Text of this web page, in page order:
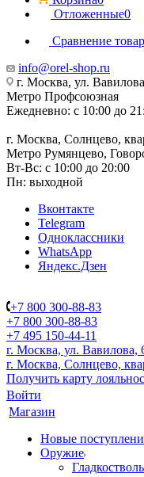
Отложенные0
Сравнение
info@orel-shop.ru
г. Москва, ул.
Метро Профсоюзная
Ежедневно: с 10:00 до
г. Москва, Солнцево,
Метро Румянцево,
Вт-Вс: с 10:00 до 20:00
Пн: выходной
Вконтакте
Telegram
Одноклассники
WhatsApp
Яндекс.Дзен
+7 800 300-88-83
+7 800 300-88-83
+7 495 150-44-11
г. Москва, ул. Вавилова,
г. Москва, Солнцево,
Получить карту
Войти
Магазин
Новые
Оружие